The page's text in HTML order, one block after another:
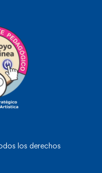
los derechos